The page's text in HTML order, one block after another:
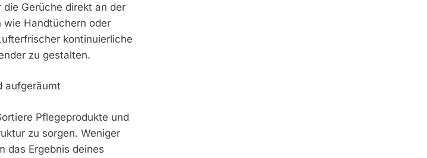
Gerüche direkt an der
wie Handtüchern oder
kontinuierliche
zu gestalten.
aufgeräumt
Pflegeprodukte und
zu sorgen. Weniger
das Ergebnis deines